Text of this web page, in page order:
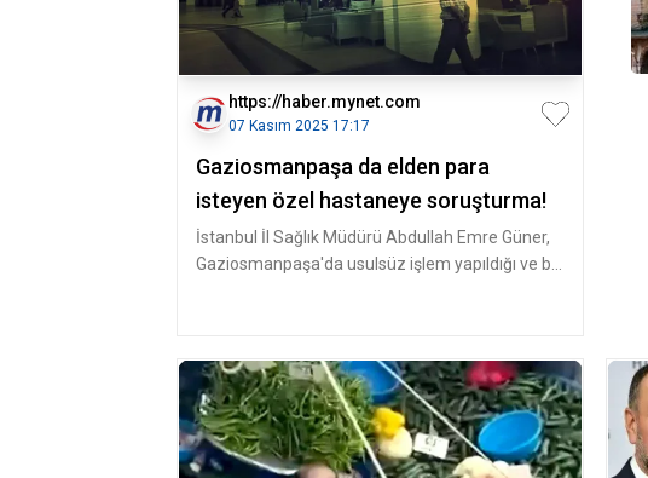
https://haber.mynet.com
07 Kasım 2025 17:17
Gaziosmanpaşa da elden para
isteyen özel hastaneye soruşturma!
İstanbul İl Sağlık Müdürü Abdullah Emre Güner,
Gaziosmanpaşa'da usulsüz işlem yapıldığı ve bir